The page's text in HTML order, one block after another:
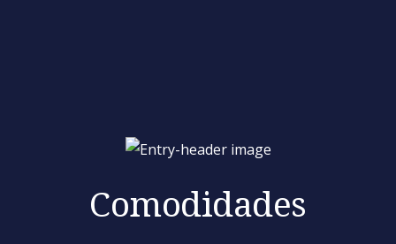
Comodidades